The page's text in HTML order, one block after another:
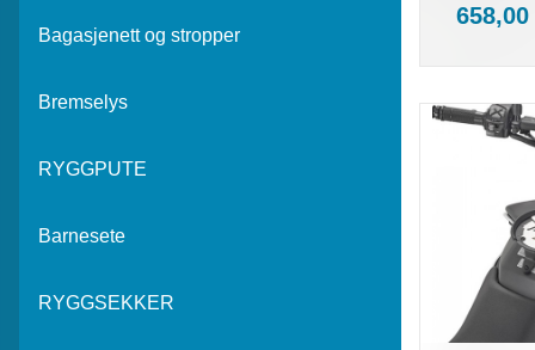
Bagasjenett og stropper
Bremselys
RYGGPUTE
Barnesete
RYGGSEKKER
Pris
658,00